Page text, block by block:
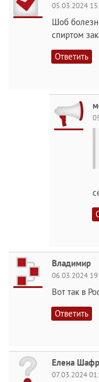
05.03.2024
Шоб
спиртом
Ответить
Владимир
06.03.2024
Вот так в
Ответить
Елена
07.03.2024